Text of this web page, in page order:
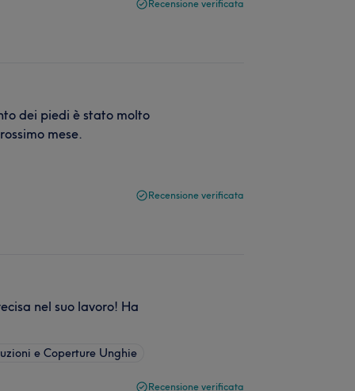
Recensione verificata
dei piedi è stato molto
mese.
Recensione verificata
nel suo lavoro! Ha
e Coperture Unghie
Recensione verificata